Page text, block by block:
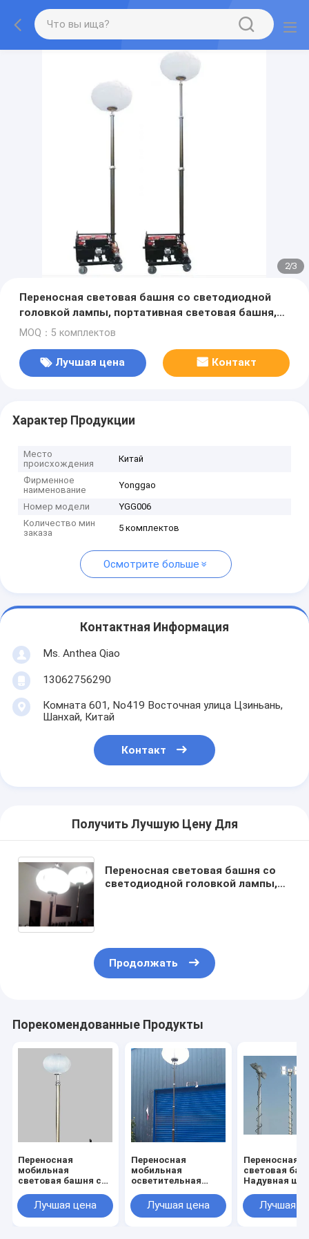
2/3
Переносная световая башня со светодиодной
головкой лампы, портативная световая башня,
осветительная лебедка, высота подъема 6
MOQ：5 комплектов
Лучшая цена Контакт
Характер Продукции
Место
происхождения
Китай
Фирменное
наименование
Yonggao
Номер модели
YGG006
Количество мин
заказа
5 комплектов
Осмотрите больше
Контактная Информация
Ms. Anthea Qiao
13062756290
Комната 601, No419 Восточная улица Цзиньань,
Шанхай, Китай
Контакт
Получить Лучшую Цену Для
Переносная световая башня со
светодиодной головкой лампы,
Продолжать
Порекомендованные Продукты
Переносная
мобильная
световая башня со
лампой 2*300 Вт
Аварийное
Лучшая цена
Переносная
мобильная
осветительная
с надувным
баллоном 6 м
Лучшая цена
Переносная
световая
Надувная
световая
футов,
Лучшая